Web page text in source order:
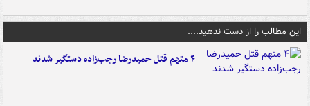
این مطالب را از دست ندهید....
۴ متهم قتل حمیدرضا رجب‌زاده دستگیر شدند